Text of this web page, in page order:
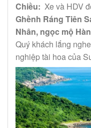
Chiều: Xe và HDV
Ghềnh Ráng Tiên
Nhân, ngọc mộ
Quý khách lắng
nghiệp tài hoa của